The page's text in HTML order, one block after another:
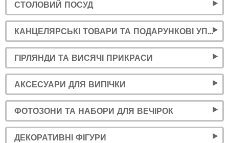
СТОЛОВИЙ ПОСУД
КАНЦЕЛЯРСЬКІ ТОВАРИ ТА ПОДАРУНКОВІ УПАКОВКИ
ГІРЛЯНДИ ТА ВИСЯЧІ ПРИКРАСИ
АКСЕСУАРИ ДЛЯ ВИПІЧКИ
ФОТОЗОНИ ТА НАБОРИ ДЛЯ ВЕЧІРОК
ДЕКОРАТИВНІ ФІГУРИ